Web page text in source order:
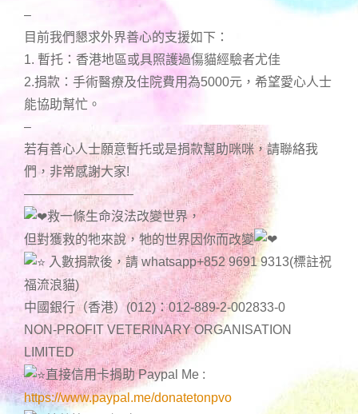
–
目前我們懇求外界善心的支援如下：
1. 暫托：香港地區或具照護過傷貓經驗者尤佳
2.捐款：手術醫療及住院費用為5000元，希望愛心人士
能協助幫忙。
–
若有善心人士願意暫托或是捐款幫助咪咪，請聯絡我
們，非常感謝大家!
————————–
救一條生命沒法改變世界，
但對獲救的牠來說，牠的世界因你而改變
入數捐款後，請 whatsapp+852 9691 9313(標註祝
福流浪貓)
中國銀行（香港）(012)：012-889-2-002833-0
NON-PROFIT VETERINARY ORGANISATION
LIMITED
直接信用卡捐助 Paypal Me :
https://www.paypal.me/donatetonpvo